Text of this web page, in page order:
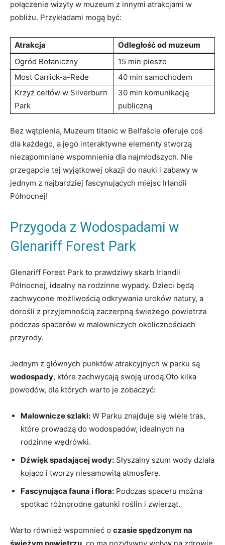
połączenie wizyty w muzeum z innymi atrakcjami w
pobliżu. Przykładami mogą być:
Atrakcja
Odległość od muzeum
Ogród Botaniczny
15 min pieszo
Most Carrick-a-Rede
40 min samochodem
Krzyż celtów w Silverburn
Park
30 min komunikacją
publiczną
Bez wątpienia, Muzeum titanic w Belfaście oferuje coś
dla każdego, a jego interaktywne elementy stworzą
niezapomniane wspomnienia dla najmłodszych. Nie
przegapcie tej wyjątkowej okazji do nauki i zabawy w
jednym z najbardziej fascynujących miejsc Irlandii
Północnej!
Przygoda z Wodospadami w
Glenariff Forest Park
Glenariff Forest Park to prawdziwy skarb Irlandii
Północnej, idealny na rodzinne wypady. Dzieci będą
zachwycone możliwością odkrywania uroków natury, a
dorośli z przyjemnością zaczerpną świeżego powietrza
podczas spacerów w malowniczych okolicznościach
przyrody.
Jednym z głównych punktów atrakcyjnych w parku są
wodospady, które zachwycają swoją urodą.Oto kilka
powodów, dla których warto je zobaczyć:
Malownicze szlaki: W Parku znajduje się wiele tras,
które prowadzą do wodospadów, idealnych na
rodzinne wędrówki.
Dźwięk spadającej wody: Słyszalny szum wody działa
kojąco i tworzy niesamowitą atmosferę.
Fascynująca fauna i flora: Podczas spaceru można
spotkać różnorodne gatunki roślin i zwierząt.
Warto również wspomnieć o czasie spędzonym na